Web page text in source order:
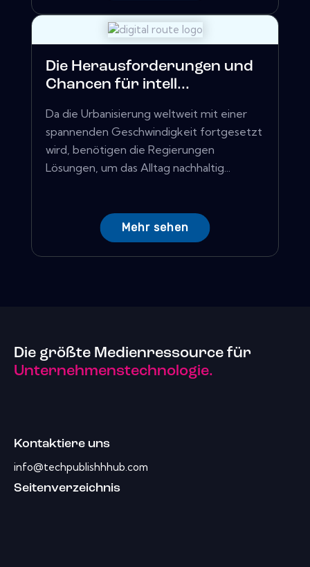
Die Herausforderungen und
Chancen für intell...
Da die Urbanisierung weltweit mit einer
spannenden Geschwindigkeit fortgesetzt
wird, benötigen die Regierungen
Lösungen, um das Alltag nachhaltig...
Mehr sehen
Die größte Medienressource für
Unternehmenstechnologie.
Kontaktiere uns
info@techpublishhhub.com
Seitenverzeichnis